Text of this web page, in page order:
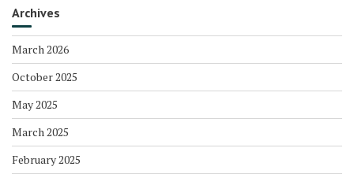
Archives
March 2026
October 2025
May 2025
March 2025
February 2025